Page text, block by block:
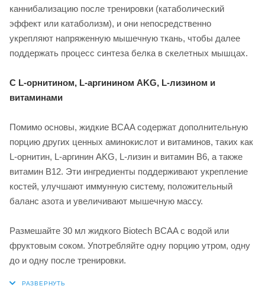
каннибализацию после тренировки (катаболический
эффект или катаболизм), и они непосредственно
укрепляют напряженную мышечную ткань, чтобы далее
поддержать процесс синтеза белка в скелетных мышцах.
С L-орнитином, L-аргинином AKG, L-лизином и
витаминами
Помимо основы, жидкие BCAA содержат дополнительную
порцию других ценных аминокислот и витаминов, таких как
L-орнитин, L-аргинин AKG, L-лизин и витамин В6, а также
витамин В12. Эти ингредиенты поддерживают укрепление
костей, улучшают иммунную систему, положительный
баланс азота и увеличивают мышечную массу.
Размешайте 30 мл жидкого Biotech BCAA с водой или
фруктовым соком. Употребляйте одну порцию утром, одну
до и одну после тренировки.